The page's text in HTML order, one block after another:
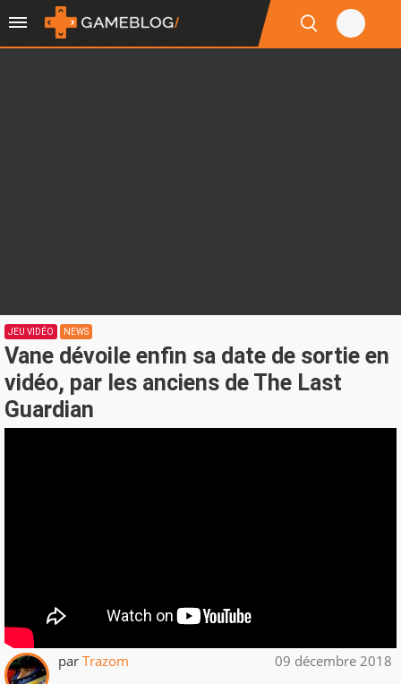
JEU VIDÉO NEWS
Vane dévoile enfin sa date de sortie en
vidéo, par les anciens de The Last
Guardian
par Trazom 09 décembre 2018